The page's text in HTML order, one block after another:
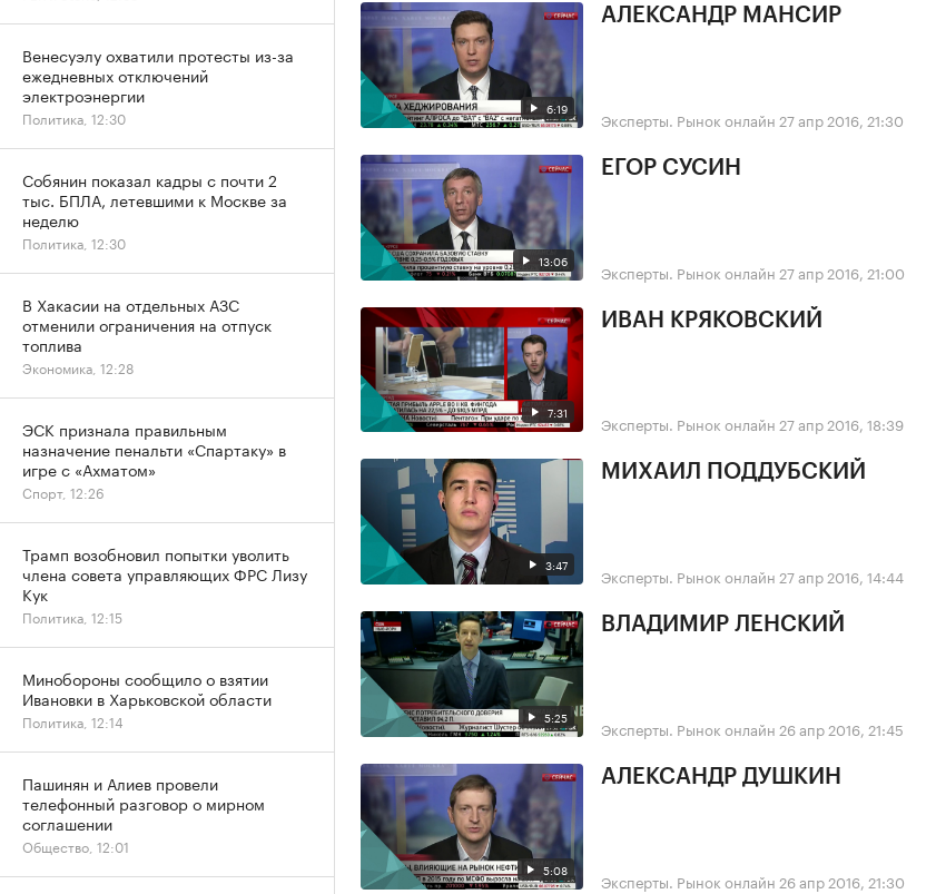
6:19
АЛЕКСАНДР МАНСИР
Эксперты. Рынок онлайн 27 апр 2016, 21:30
13:06
ЕГОР СУСИН
Эксперты. Рынок онлайн 27 апр 2016, 21:00
7:31
ИВАН КРЯКОВСКИЙ
Эксперты. Рынок онлайн 27 апр 2016, 18:39
3:47
МИХАИЛ ПОДДУБСКИЙ
Эксперты. Рынок онлайн 27 апр 2016, 14:44
5:25
ВЛАДИМИР ЛЕНСКИЙ
Эксперты. Рынок онлайн 26 апр 2016, 21:45
5:08
АЛЕКСАНДР ДУШКИН
Эксперты. Рынок онлайн 26 апр 2016, 21:30
Венесуэлу охватили протесты из-за
ежедневных отключений
электроэнергии
Политика, 12:30
Собянин показал кадры с почти 2
тыс. БПЛА, летевшими к Москве за
неделю
Политика, 12:30
В Хакасии на отдельных АЗС
отменили ограничения на отпуск
топлива
Экономика, 12:28
ЭСК признала правильным
назначение пенальти «Спартаку» в
игре с «Ахматом»
Спорт, 12:26
Трамп возобновил попытки уволить
члена совета управляющих ФРС Лизу
Кук
Политика, 12:15
Минобороны сообщило о взятии
Ивановки в Харьковской области
Политика, 12:14
Пашинян и Алиев провели
телефонный разговор о мирном
соглашении
Общество, 12:01